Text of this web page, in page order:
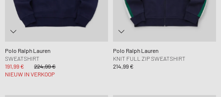
Polo Ralph Lauren
SWEATSHIRT
191,99 €
224,99 €
NIEUW IN VERKOOP
Polo Ralph Lauren
KNIT FULL ZIP SWEATSHIRT
214,99 €